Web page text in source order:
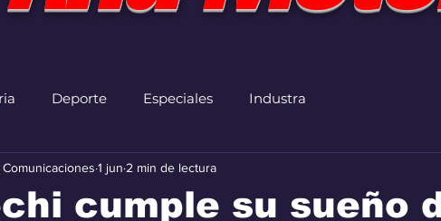
Deporte Especiales Industra
cumple su sueño
1 jun 2 min de lectura